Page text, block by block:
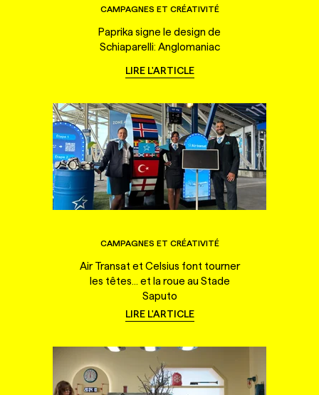
CAMPAGNES ET CRÉATIVITÉ
Paprika signe le design de
Schiaparelli: Anglomaniac
LIRE L'ARTICLE
CAMPAGNES ET CRÉATIVITÉ
Air Transat et Celsius font tourner
les têtes... et la roue au Stade
Saputo
LIRE L'ARTICLE